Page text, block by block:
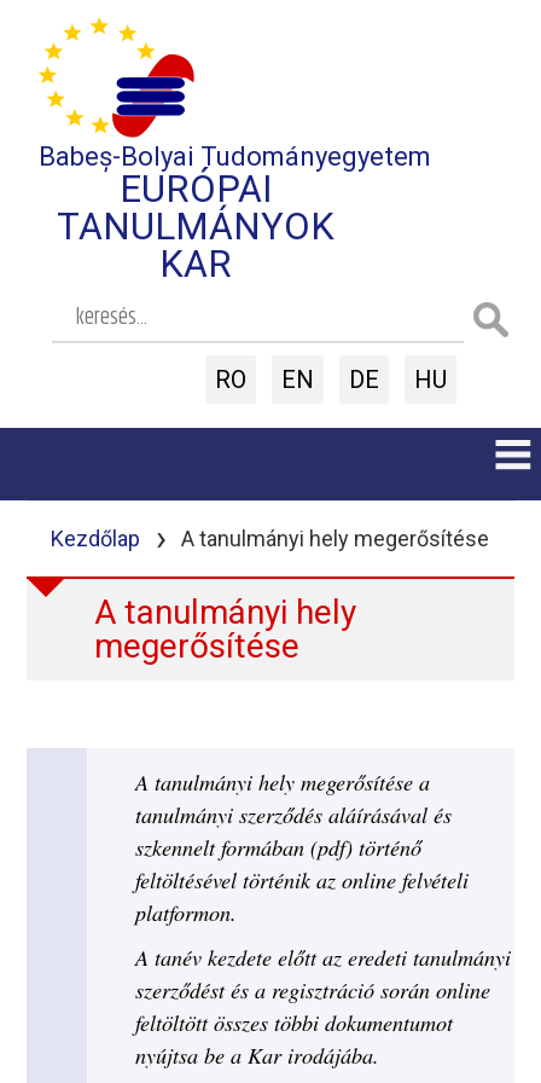
Babeș-Bolyai Tudományegyetem
EURÓPAI
TANULMÁNYOK
KAR
RO EN DE HU
Kezdőlap › A tanulmányi hely megerősítése
A tanulmányi hely
megerősítése
A tanulmányi hely megerősítése a
tanulmányi szerződés aláírásával és
szkennelt formában (pdf) történő
feltöltésével történik az online felvételi
platformon.
A tanév kezdete előtt az eredeti tanulmányi
szerződést és a regisztráció során online
feltöltött összes többi dokumentumot
nyújtsa be a Kar irodájába.